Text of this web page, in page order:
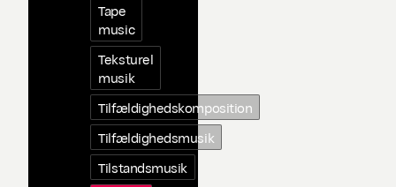
Tape
music
Teksturel
musik
Tilfældighedskomposition
Tilfældighedsmusik
Tilstandsmusik